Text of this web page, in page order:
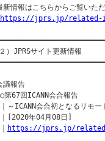
新情報はこちらからご覧いた
https://jprs.jp/related-
２）JPRSサイト更新情報
議報告
第67回ICANN会合報告
～ICANN会合初となるリモー
[2020年04月08日]
https://jprs.jp/related-